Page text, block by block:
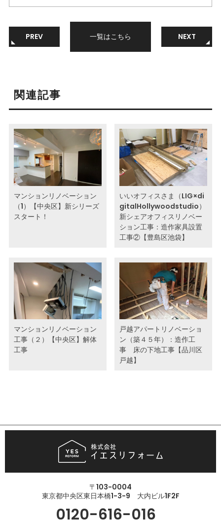
PREV 一覧はこちら NEXT
関連記事
マンションリノベーション
（1）【中央区】新シリーズ
スタート！
いいオフィスさま（LIG×di
gitalHollywoodstudio）
新シェアオフィスリノベー
ション工事：造作家具設置
工事②【豊島区池袋】
マンションリノベーション
工事（２）【中央区】解体
工事
戸越アパートリノベーショ
ン（築４５年）：造作工
事 床の下地工事【品川区
戸越】
〒103-0004
東京都中央区東日本橋1-3-9 大内ビル1F2F
0120-616-016